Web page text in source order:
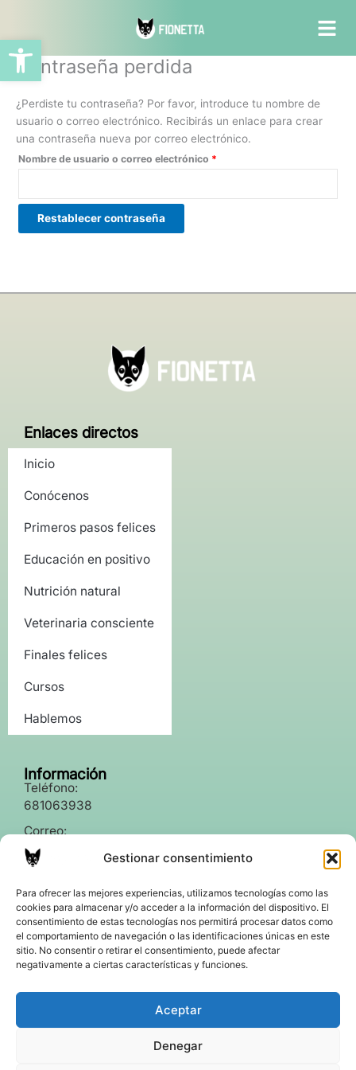
Abrir barra de herramientas
Gestionar consentimiento
Para ofrecer las mejores experiencias, utilizamos tecnologías como las
cookies para almacenar y/o acceder a la información del dispositivo. El
consentimiento de estas tecnologías nos permitirá procesar datos como
el comportamiento de navegación o las identificaciones únicas en este
sitio. No consentir o retirar el consentimiento, puede afectar
negativamente a ciertas características y funciones.
Aceptar
Denegar
contenido
Contraseña perdida
¿Perdiste tu contraseña? Por favor, introduce tu nombre de
usuario o correo electrónico. Recibirás un enlace para crear
una contraseña nueva por correo electrónico.
Nombre de usuario o correo electrónico *
Restablecer contraseña
Enlaces directos
Inicio
Conócenos
Primeros pasos felices
Educación en positivo
Nutrición natural
Veterinaria consciente
Finales felices
Cursos
Hablemos
Información
Teléfono:
681063938
Correo:
info@fionettavet.com
Legal
Política de cookies
Política de privacidad
Política de accesibilidad